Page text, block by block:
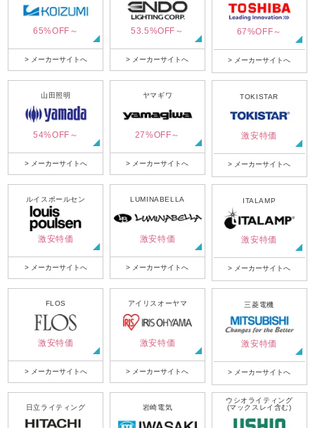
65%OFF～
> メーカーサイトへ
53.5%OFF～
> メーカーサイトへ
67%OFF～
> メーカーサイトへ
山田照明
54%OFF～
> メーカーサイトへ
ヤマギワ
27%OFF～
> メーカーサイトへ
TOKISTAR
激安特価
> メーカーサイトへ
ルイスポールセン
激安特価
> メーカーサイトへ
LUMINABELLA
激安特価
> メーカーサイトへ
ITALAMP
激安特価
> メーカーサイトへ
FLOS
激安特価
> メーカーサイトへ
アイリスオーヤマ
激安特価
> メーカーサイトへ
三菱電機
激安特価
> メーカーサイトへ
日立ライティング 岩崎電気
ウシオライティング
(マックスレイ含む)